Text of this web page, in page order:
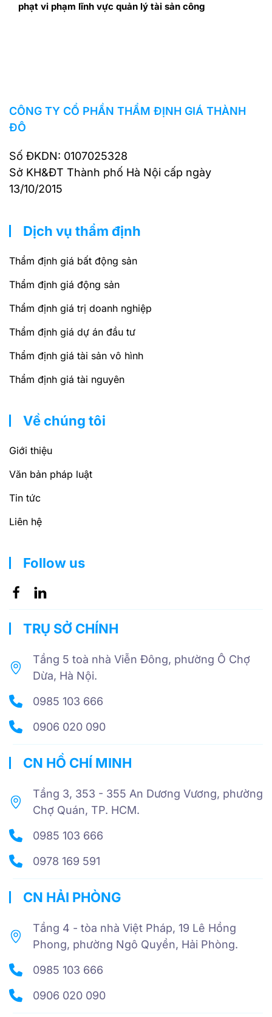
phạt vi phạm lĩnh vực quản lý tài sản công
CÔNG TY CỔ PHẦN THẨM ĐỊNH GIÁ THÀNH
ĐÔ
Số ĐKDN: 0107025328
Sở KH&ĐT Thành phố Hà Nội cấp ngày
13/10/2015
Dịch vụ thẩm định
Thẩm định giá bất động sản
Thẩm định giá động sản
Thẩm định giá trị doanh nghiệp
Thẩm định giá dự án đầu tư
Thẩm định giá tài sản vô hình
Thẩm định giá tài nguyên
Về chúng tôi
Giới thiệu
Văn bản pháp luật
Tin tức
Liên hệ
Follow us
TRỤ SỞ CHÍNH
Tầng 5 toà nhà Viễn Đông, phường Ô Chợ
Dừa, Hà Nội.
0985 103 666
0906 020 090
CN HỒ CHÍ MINH
Tầng 3, 353 - 355 An Dương Vương, phường
Chợ Quán, TP. HCM.
0985 103 666
0978 169 591
CN HẢI PHÒNG
Tầng 4 - tòa nhà Việt Pháp, 19 Lê Hồng
Phong, phường Ngô Quyền, Hải Phòng.
0985 103 666
0906 020 090